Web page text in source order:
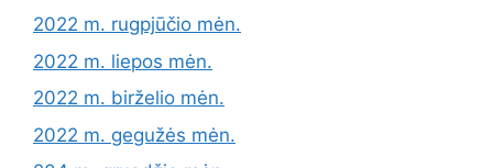
2022 m. rugpjūčio mėn.
2022 m. liepos mėn.
2022 m. birželio mėn.
2022 m. gegužės mėn.